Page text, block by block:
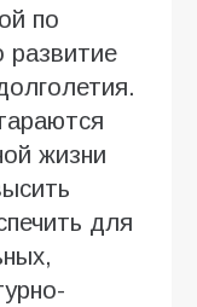
по
развитие
жизни
для